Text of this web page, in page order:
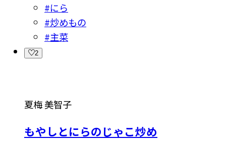
#にら
#炒めもの
#主菜
2
夏梅 美智子
もやしとにらのじゃこ炒め